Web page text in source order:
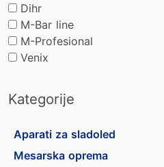
Dihr
M-Bar line
M-Profesional
Venix
Kategorije
Aparati za sladoled
Mesarska oprema